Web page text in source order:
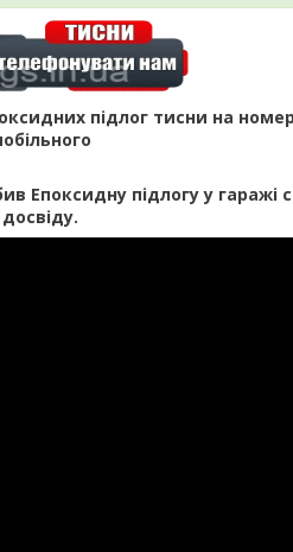
підлог тисни на
Епоксидну підлогу у гаражі
досвіду.